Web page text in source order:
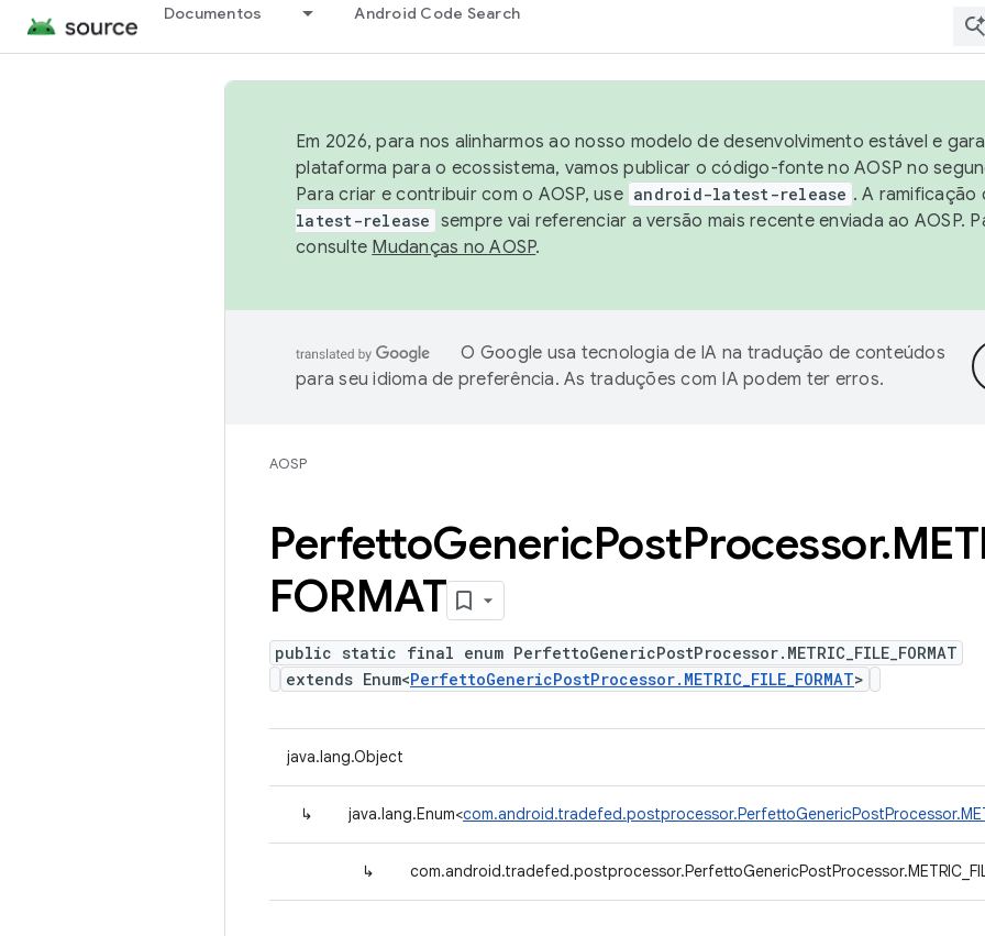
Documentos Android Code Search
Em 2026, para nos alinharmos ao nosso modelo de desenvolvimento estável e
plataforma para o ecossistema, vamos publicar o código-fonte no AOSP no
Para criar e contribuir com o AOSP, use android-latest-release . A ramificação
latest-release sempre vai referenciar a versão mais recente enviada ao AOSP.
consulte Mudanças no AOSP.
O Google usa tecnologia de IA na tradução de conteúdos
para seu idioma de preferência. As traduções com IA podem ter erros.
AOSP
PerfettoGenericPostProcessor.
FORMAT
public static final enum PerfettoGenericPostProcessor.METRIC_FILE_FORMAT
extends Enum<PerfettoGenericPostProcessor.METRIC_FILE_FORMAT>
java.lang.Object
↳ java.lang.Enum<
↳